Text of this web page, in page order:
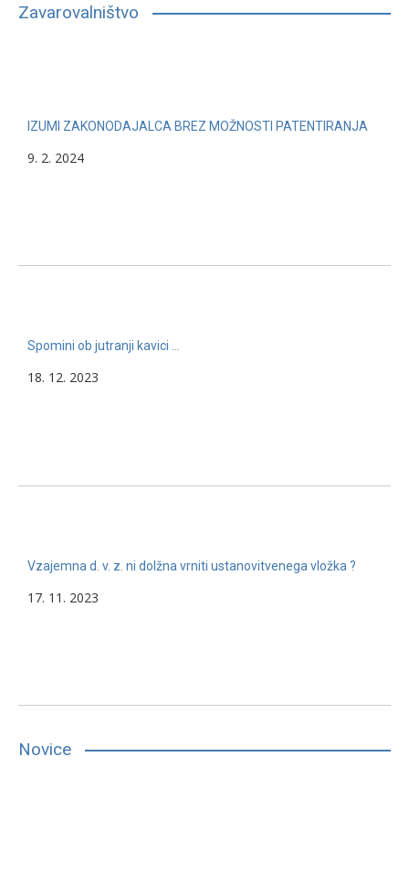
Zavarovalništvo
IZUMI ZAKONODAJALCA BREZ MOŽNOSTI PATENTIRANJA
9. 2. 2024
Spomini ob jutranji kavici …
18. 12. 2023
Vzajemna d. v. z. ni dolžna vrniti ustanovitvenega vložka ?
17. 11. 2023
Novice